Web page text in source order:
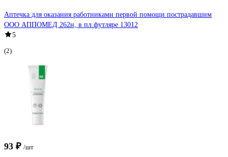
Аптечка для оказания работниками первой помощи пострадавшим
ООО АППОМЕД 262н, в пл.футляре 13012
5
(2)
93 ₽ /шт